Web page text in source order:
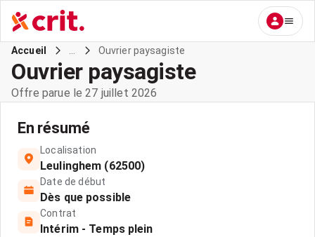
Accueil Ouvrier paysagiste
Ouvrier paysagiste
Offre parue le 27 juillet 2026
En résumé
Localisation
Leulinghem (62500)
Date de début
Dès que possible
Contrat
Intérim - Temps plein